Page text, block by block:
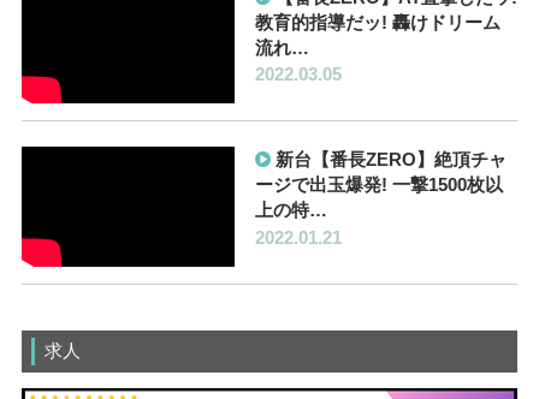
教育的指導だッ! 轟けドリーム
流れ…
2022.03.05
新台【番長ZERO】絶頂チャ
ージで出玉爆発! 一撃1500枚以
上の特…
2022.01.21
求人